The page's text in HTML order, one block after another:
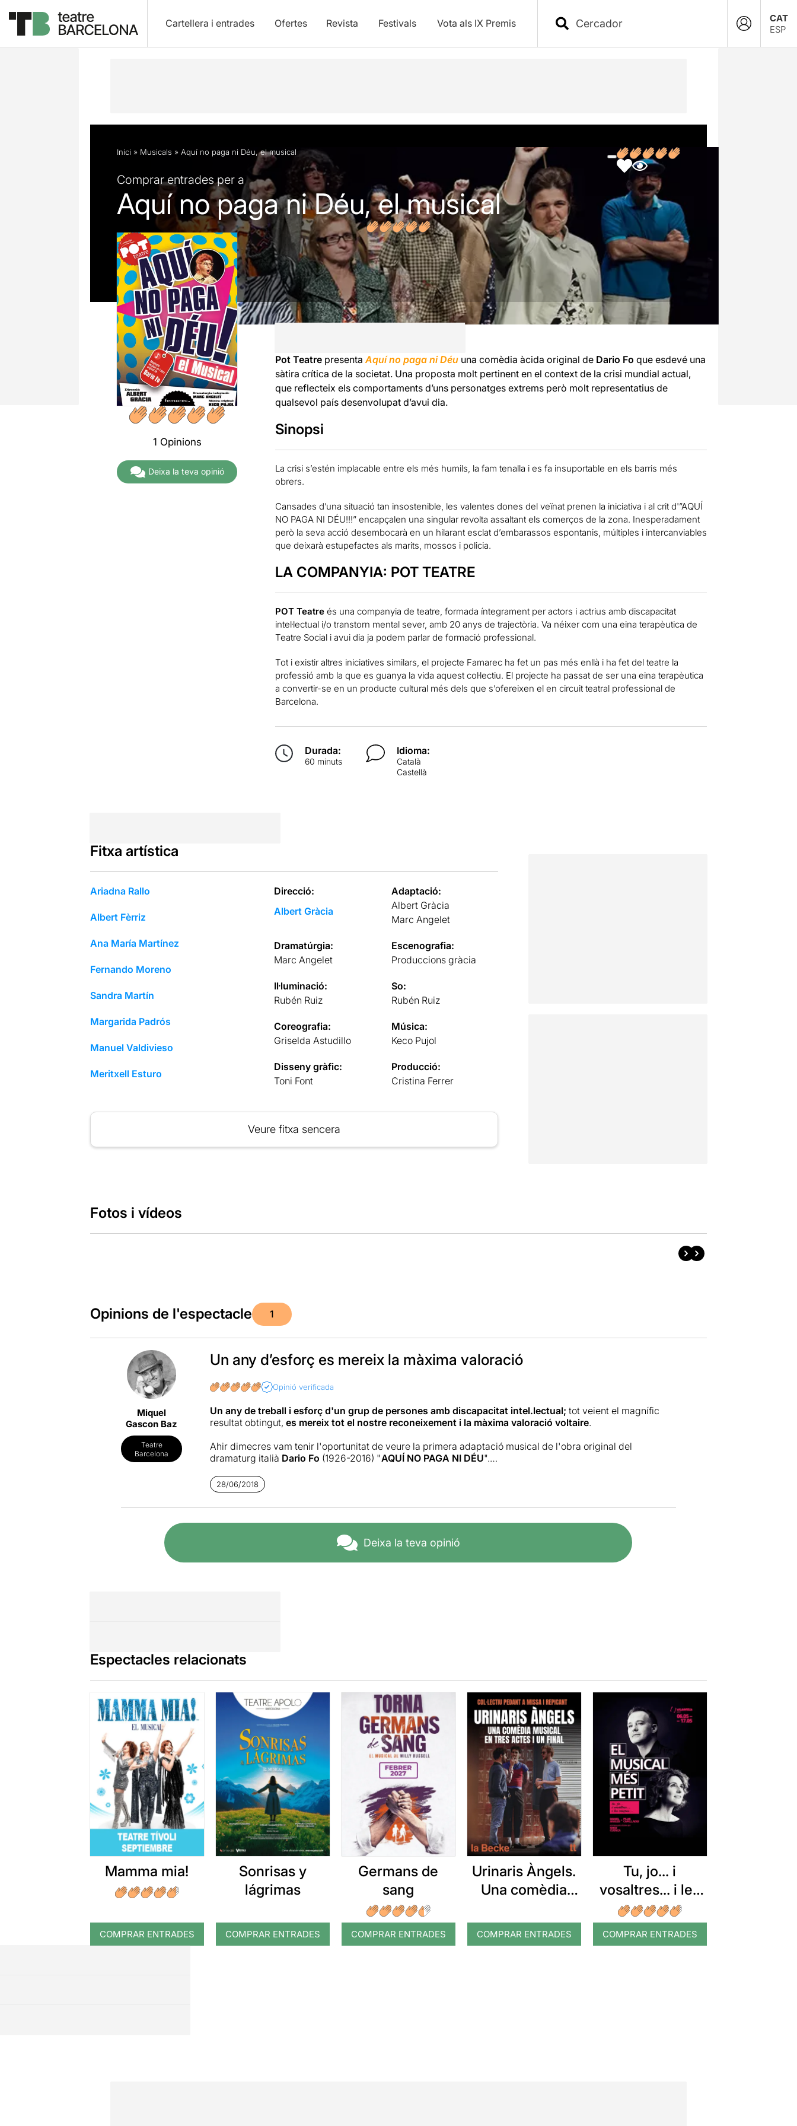
Cartellera i entrades Ofertes Revista Festivals Vota als IX Premis
CAT
ESP
Descripció Fitxa artística Fotos i vídeos Opinions
Inici » Musicals » Aquí no paga ni Déu, el musical
Comprar entrades per a
Aquí no paga ni Déu, el musical
1 Opinions
Deixa la teva opinió
Pot Teatrepresenta Aquí no paga ni Déuuna comèdia àcida original de Dario Fo que esdevé una
sàtira crítica de la societat. Una proposta molt pertinent en el context de la crisi mundial actual,
que reflecteix els comportaments d’uns personatges extrems però molt representatius de
qualsevol país desenvolupat d’avui dia.
Sinopsi
La crisi s’estén implacable entre els més humils, la fam tenalla i es fa insuportable en els barris més
obrers.
Cansades d’una situació tan insostenible, les valentes dones del veïnat prenen la iniciativa i al crit d'”AQUÍ
NO PAGA NI DÉU!!!” encapçalen una singular revolta assaltant els comerços de la zona. Inesperadament
però la seva acció desembocarà en un hilarant esclat d’embarassos espontanis, múltiples i intercanviables
que deixarà estupefactes als marits, mossos i policia.
LA COMPANYIA: POT TEATRE
POT Teatreés una companyia de teatre, formada íntegrament per actors i actrius amb discapacitat
intel·lectual i/o transtorn mental sever, amb 20 anys de trajectòria. Va néixer com una eina terapèutica de
Teatre Social i avui dia ja podem parlar de formació professional.
Tot i existir altres iniciatives similars, el projecte Famarec ha fet un pas més enllà i ha fet del teatre la
professió amb la que es guanya la vida aquest col·lectiu. El projecte ha passat de ser una eina terapèutica
a convertir-se en un producte cultural més dels que s’ofereixen el en circuit teatral professional de
Barcelona.
Durada:
60 minuts
Idioma:
Català
Castellà
Fitxa artística
Ariadna Rallo
Albert Fèrriz
Ana María Martínez
Fernando Moreno
Sandra Martín
Margarida Padrós
Manuel Valdivieso
Meritxell Esturo
Direcció:
Albert Gràcia
Adaptació:
Albert Gràcia
Marc Angelet
Dramatúrgia:
Marc Angelet
Escenografia:
Produccions gràcia
Il·luminació:
Rubén Ruiz
So:
Rubén Ruiz
Coreografia:
Griselda Astudillo
Música:
Keco Pujol
Disseny gràfic:
Toni Font
Producció:
Cristina Ferrer
Veure fitxa sencera
Fotos i vídeos
Opinions de l'espectacle 1
Miquel
Gascon Baz
Teatre
Barcelona
Un any d’esforç es mereix la màxima valoració
Opinió verificada
Un any de treball i esforç d'un grup de persones amb discapacitat intel.lectual; tot veient el magnífic
resultat obtingut, es mereix tot el nostre reconeixement i la màxima valoració voltaire.
Ahir dimecres vam tenir l'oportunitat de veure la primera adaptació musical de l'obra original del
dramaturg italià Dario Fo (1926-2016) "AQUÍ NO PAGA NI DÉU".
Lacompanyia POT Teatre
en aquesta ocasió, per l'
la banda sonora, composta especialment per a l'espectacle, perKeco Pujol.
L’espectacle és una comèdia àcida que ens mostra les vicissituds d’una parella de matrimonis, units per
l’amistat i per la profunda crisi econòmica i política del seu país. Es tracta d’
una crítica satírica de la
t que es pot aplicar de forma universal al context social actual i que reflecteix la realitat,
caracteritzada en uns personatges extrems però molt representatius de qualsevol país desenvolupat.
professionalització d'
Concebuda inicialment com una eina terapèuticapels treballadors i treballadores del
Centre Especial de
Treballde l'entitat, ha acabat esdevenint una companyia professional.
Hem assistit aun espectacle únic , on hem gaudit i rigut amb els actors i actrius que fan
una feina
d’interpretació i coreogràfica molt destacable.
Ocasions úniques per veure espectacles de teatre inclusiu
, poc habitual a les cartelleres, i que són i
haurien de ser-ho mes, una crida a la solidaritat, a la tolerància i al respecte a la diversitat.
Per veure la ressenya original, només cal clicar en aquest
ENLLAÇ
28/06/2018
Deixa la teva opinió
Espectacles relacionats
Mamma mia!
COMPRAR ENTRADES
Sonrisas y
lágrimas
COMPRAR ENTRADES
Germans de
sang
COMPRAR ENTRADES
Urinaris Àngels.
Una comèdia
actes i un final
COMPRAR ENTRADES
Tu, jo... i
vosaltres... i les
cançons...
COMPRAR ENTRADES